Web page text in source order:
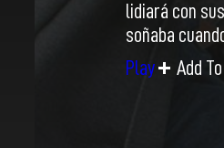
lidiará con
soñaba
Play
Add